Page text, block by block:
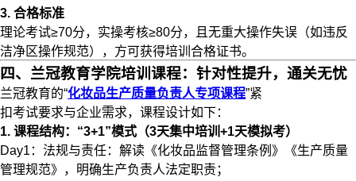
3. 合格标准
理论考试≥70分，实操考核≥80分，且无重大操作失误（如违反
洁净区操作规范），方可获得培训合格证书。
四、兰冠教育学院培训课程：针对性提升，通关无忧
兰冠教育的“化妆品生产质量负责人专项课程”紧
扣考试要求与企业需求，课程设计如下：
1. 课程结构：“3+1”模式（3天集中培训+1天模拟考）
​​Day1：法规与责任​​：解读《化妆品监督管理条例》《生产质量
管理规范》，明确生产负责人法定职责；